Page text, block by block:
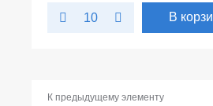
10 В
К предыдущему элементу